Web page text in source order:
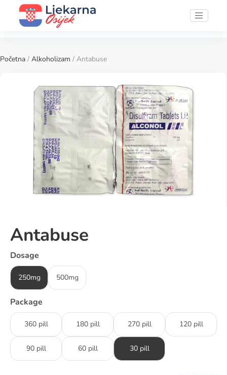
Početna / Alkoholizam / Antabuse
Antabuse
Dosage
250mg 500mg
Package
360 pill 180 pill 270 pill 120 pill
90 pill 60 pill 30 pill